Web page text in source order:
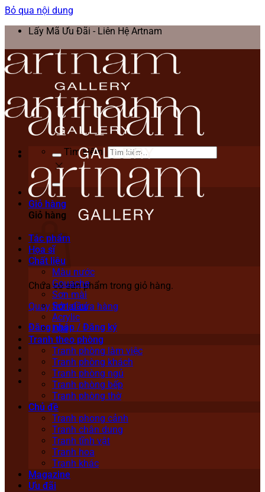
Bỏ qua nội dung
Lấy Mã Ưu Đãi - Liên Hệ Artnam
Tìm kiếm:
Giỏ hàng
Giỏ hàng
Chưa có sản phẩm trong giỏ hàng.
Quay trở lại cửa hàng
Đăng nhập / Đăng ký
Tác phẩm
Họa sĩ
Chất liệu
Màu nước
Gouache
Sơn mài
Sơn dầu
Acrylic
Lụa
Tranh theo phòng
Tranh phòng làm việc
Tranh phòng khách
Tranh phòng ngủ
Tranh phòng bếp
Tranh phòng thờ
Chủ đề
Tranh phong cảnh
Tranh chân dung
Tranh tĩnh vật
Tranh hoa
Tranh khác
Magazine
Ưu đãi